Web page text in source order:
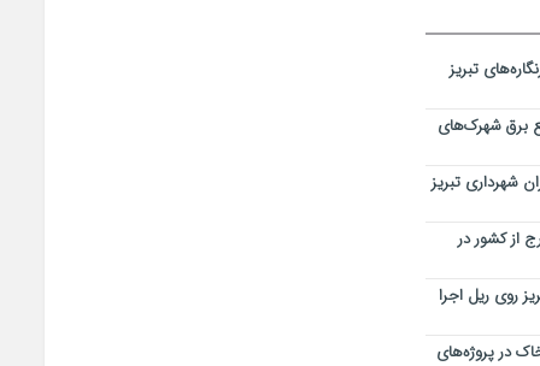
تبریز
برق شهرک‌های
شهرداری تبریز
از کشور در
روی ریل اجرا
در پروژه‌های